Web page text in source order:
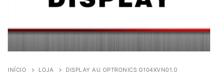
INÍCIO LOJA DISPLAY AU OPTRONICS G104XVN01.0